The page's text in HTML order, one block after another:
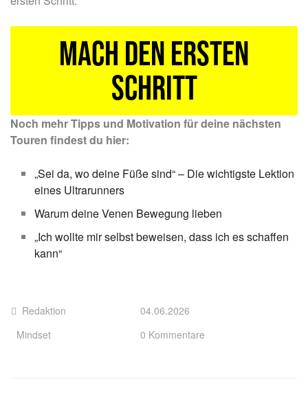
Mach den ersten
Schritt
Noch mehr Tipps und Motivation für deine nächsten
Touren findest du hier:
„Sei da, wo deine Füße sind“ – Die wichtigste Lektion
eines Ultrarunners
Warum deine Venen Bewegung lieben
„Ich wollte mir selbst beweisen, dass ich es schaffen
kann“
Redaktion
Mindset
04.06.2026
0 Kommentare